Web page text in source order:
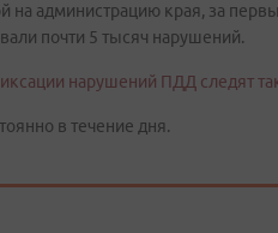
на администрацию края, за
почти 5 тысяч нарушений.
нарушений ПДД следят
в течение дня.